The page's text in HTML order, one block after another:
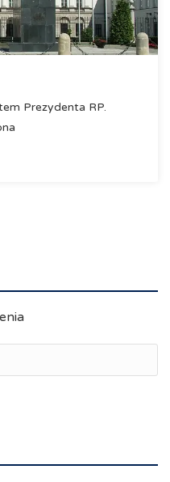
Prezydenta RP.